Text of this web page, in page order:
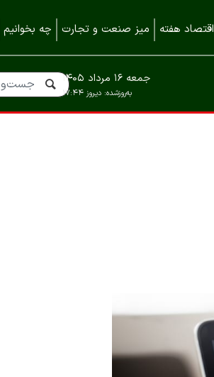
اقتصاد هفته میز صنعت و تجارت چه بخوانیم
به‌روزشده: دیروز ۱۷:۴۴
جمعه ۱۶ مرداد ۱۴۰۵